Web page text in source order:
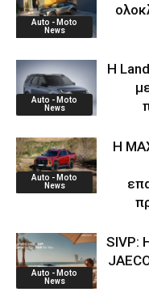
Auto - Moto
News
Auto - Moto
News
Η
Auto - Moto
News
Η
Auto - Moto
News
SIVP: